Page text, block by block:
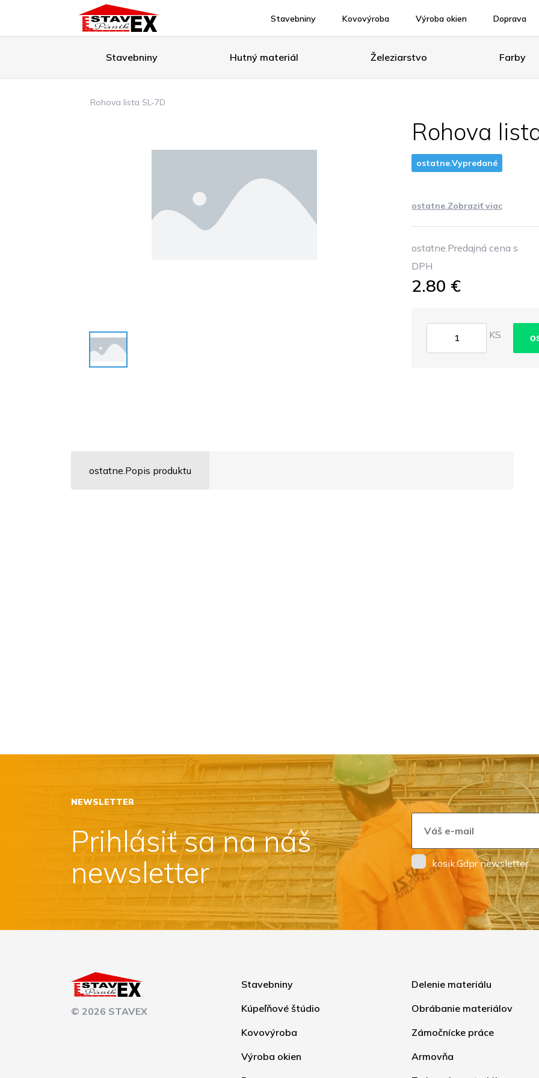
Stavebniny Kovovýroba Výroba okien Doprava
Stavebniny Hutný materiál Železiarstvo Farby
Rohova lista SL-7D
Rohova
ostatne.Vypredané
ostatne.Zobraziť viac
ostatne.Predajná cena s
DPH
2.80 €
KS
ostatne.Popis produktu
NEWSLETTER
Prihlásiť sa na náš
newsletter
kosik.Gdpr newsletter
© 2026 STAVEX
Stavebniny
Kúpeľňové štúdio
Kovovýroba
Výroba okien
Delenie materiálu
Obrábanie materiálov
Zámočnícke práce
Armovňa